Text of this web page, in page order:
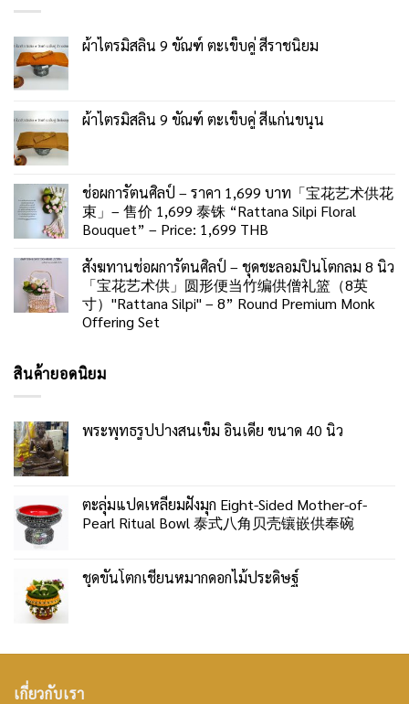
ผ้าไตรมิสลิน 9 ขัณฑ์ ตะเข็บคู่ สีราชนิยม
ผ้าไตรมิสลิน 9 ขัณฑ์ ตะเข็บคู่ สีแก่นขนุน
ช่อผการัตนศิลป์ – ราคา 1,699 บาท「宝花艺术供花
束」– 售价 1,699 泰铢 “Rattana Silpi Floral
Bouquet” – Price: 1,699 THB
สังฆทานช่อผการัตนศิลป์ – ชุดชะลอมปิ่นโตกลม 8 นิ้ว
「宝花艺术供」圆形便当竹编供僧礼篮（8英
寸）"Rattana Silpi" – 8” Round Premium Monk
Offering Set
สินค้ายอดนิยม
พระพุทธรูปปางสนเข็ม อินเดีย ขนาด 40 นิ้ว
ตะลุ่มแปดเหลี่ยมฝังมุก Eight-Sided Mother-of-
Pearl Ritual Bowl 泰式八角贝壳镶嵌供奉碗
ชุดขันโตกเชี่ยนหมากดอกไม้ประดิษฐ์
เกี่ยวกับเรา